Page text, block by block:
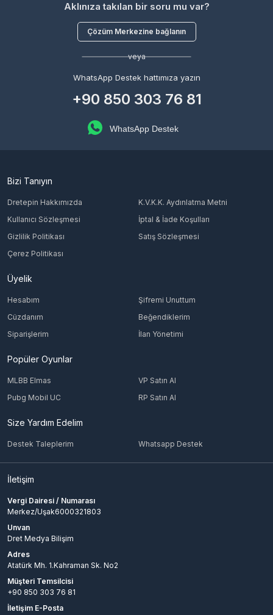
Aklınıza takılan bir soru mu var?
Çözüm Merkezine bağlanın
veya
WhatsApp Destek hattımıza yazın
+90 850 303 76 81
WhatsApp Destek
Bizi Tanıyın
Dretepin Hakkımızda
K.V.K.K. Aydınlatma Metni
Kullanıcı Sözleşmesi
İptal & İade Koşulları
Gizlilik Politikası
Satış Sözleşmesi
Çerez Politikası
Üyelik
Hesabım
Şifremi Unuttum
Cüzdanım
Beğendiklerim
Siparişlerim
İlan Yönetimi
Popüler Oyunlar
MLBB Elmas
VP Satın Al
Pubg Mobil UC
RP Satın Al
Size Yardım Edelim
Destek Taleplerim Whatsapp Destek
İletişim
Vergi Dairesi / Numarası
Merkez/Uşak6000321803
Unvan
Dret Medya Bilişim
Adres
Atatürk Mh. 1.Kahraman Sk. No2
Müşteri Temsilcisi
+90 850 303 76 81
İletişim E-Posta